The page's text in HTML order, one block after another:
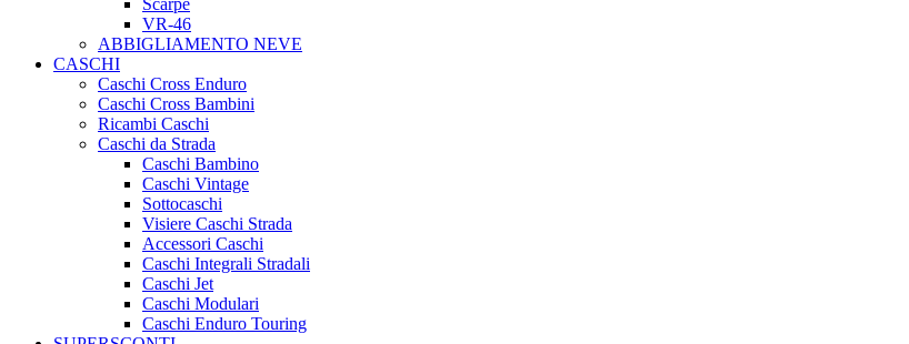
Scarpe
VR-46
ABBIGLIAMENTO NEVE
CASCHI
Caschi Cross Enduro
Caschi Cross Bambini
Ricambi Caschi
Caschi da Strada
Caschi Bambino
Caschi Vintage
Sottocaschi
Visiere Caschi Strada
Accessori Caschi
Caschi Integrali Stradali
Caschi Jet
Caschi Modulari
Caschi Enduro Touring